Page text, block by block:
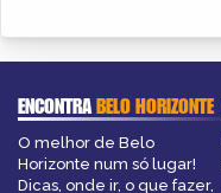
ENCONTRABELO HORIZONTE
O melhor de Belo
Horizonte num só lugar!
Dicas, onde ir, o que fazer,